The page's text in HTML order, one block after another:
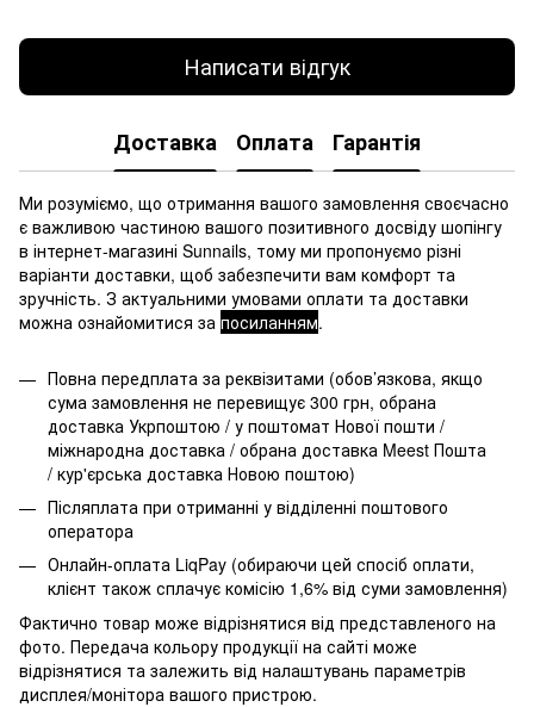
Написати відгук
Доставка Оплата Гарантія
Ми розуміємо, що отримання вашого замовлення своєчасно
є важливою частиною вашого позитивного досвіду шопінгу
в інтернет-магазині Sunnails, тому ми пропонуємо різні
варіанти доставки, щоб забезпечити вам комфорт та
зручність. З актуальними умовами оплати та доставки
можна ознайомитися за посиланням.
Повна передплата за реквізитами (обов’язкова, якщо
сума замовлення не перевищує 300 грн, обрана
доставка Укрпоштою / у поштомат Нової пошти /
міжнародна доставка / обрана доставка Meest Пошта
/ кур'єрська доставка Новою поштою)
Післяплата при отриманні у відділенні поштового
оператора
Онлайн-оплата LiqPay (обираючи цей спосіб оплати,
клієнт також сплачує комісію 1,6% від суми замовлення)
Фактично товар може відрізнятися від представленого на
фото. Передача кольору продукції на сайті може
відрізнятися та залежить від налаштувань параметрів
дисплея/монітора вашого пристрою.